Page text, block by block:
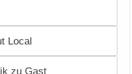
Local
zu Gast